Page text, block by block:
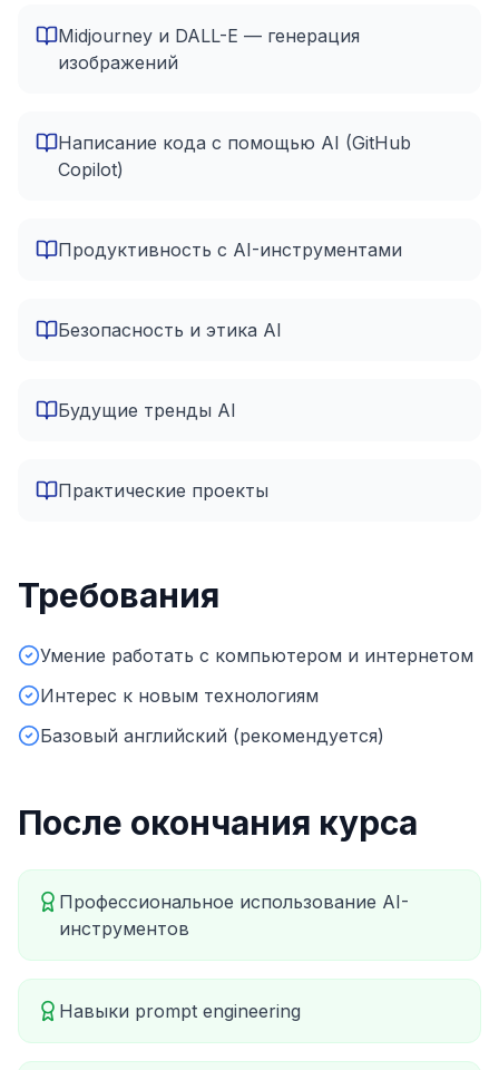
Midjourney и DALL-E — генерация
изображений
Написание кода с помощью AI (GitHub
Copilot)
Продуктивность с AI-инструментами
Безопасность и этика AI
Будущие тренды AI
Практические проекты
Требования
Умение работать с компьютером и интернетом
Интерес к новым технологиям
Базовый английский (рекомендуется)
После окончания курса
Профессиональное использование AI-
инструментов
Навыки prompt engineering